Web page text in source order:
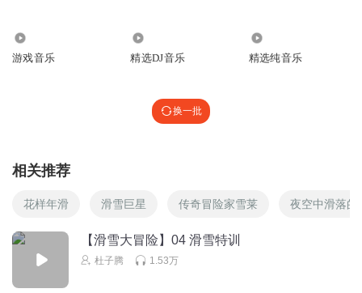
游戏音乐 精选DJ音乐 精选纯音乐
换一批
相关推荐
花样年滑 滑雪巨星 传奇冒险家雪莱 夜空中滑落的
【滑雪大冒险】04 滑雪特训
杜子腾 1.53万